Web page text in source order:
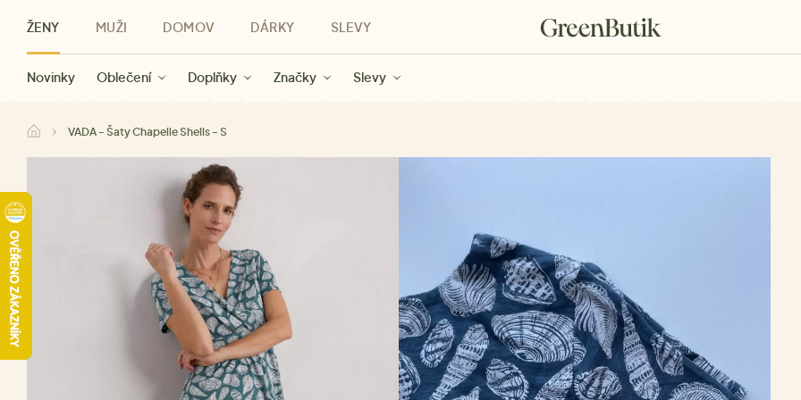
ŽENY
Novinky Oblečení Doplňky Značky Slevy
MUŽI
Novinky Oblečení Značky Slevy
DOMOV
Kategorie Značky Slevy
DÁRKY
Pro ženy Pro muže Pro děti Pro všechny Dárkové poukazy
SLEVY
Slevy ženy Slevy muži
VADA - Šaty Chapelle Shells - S